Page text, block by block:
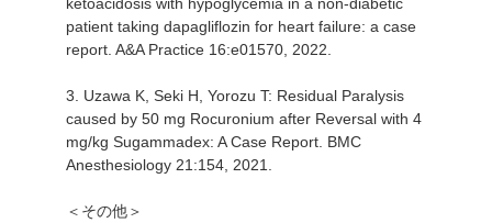
patient taking dapagliflozin for heart failure: a case
report. A&A Practice 16:e01570, 2022.
3. Uzawa K, Seki H, Yorozu T: Residual Paralysis
caused by 50 mg Rocuronium after Reversal with 4
mg/kg Sugammadex: A Case Report. BMC
Anesthesiology 21:154, 2021.
＜その他＞